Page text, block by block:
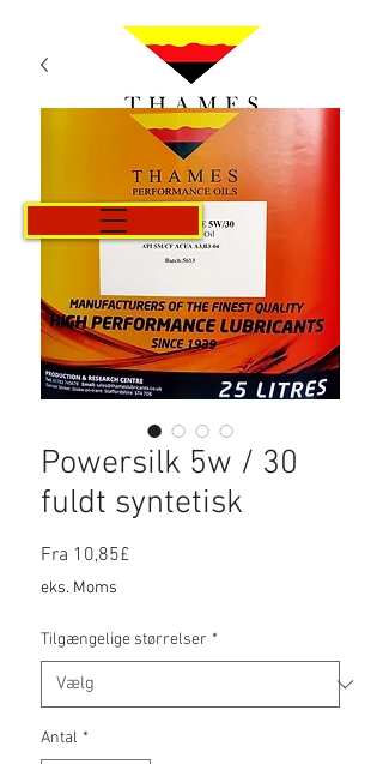
Powersilk 5w / 30
fuldt syntetisk
Fra 10,85£
eks. Moms
Tilgængelige størrelser *
Antal *